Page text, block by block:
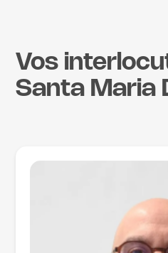
Vos
Santa Maria